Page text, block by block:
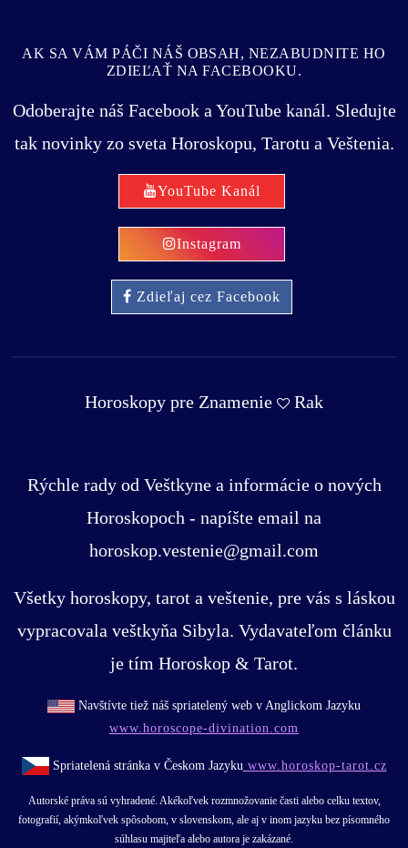
AK SA VÁM PÁČI NÁŠ OBSAH, NEZABUDNITE HO
ZDIEĽAŤ NA FACEBOOKU.
Odoberajte náš Facebook a YouTube kanál. Sledujte
tak novinky zo sveta Horoskopu, Tarotu a Veštenia.
YouTube Kanál
Instagram
Zdieľaj cez Facebook
Horoskopy pre Znamenie Rak
Rýchle rady od Veštkyne a informácie o nových
Horoskopoch - napíšte email na
horoskop.vestenie@gmail.com
Všetky horoskopy, tarot a veštenie, pre vás s láskou
vypracovala veštkyňa Sibyla. Vydavateľom článku
je tím Horoskop & Tarot.
Navštívte tiež náš spriatelený web v Anglickom Jazyku
www.horoscope-divination.com
Spriatelená stránka v Českom Jazyku www.horoskop-tarot.cz
Autorské práva sú vyhradené. Akékoľvek rozmnožovanie časti alebo celku textov,
fotografií, akýmkoľvek spôsobom, v slovenskom, ale aj v inom jazyku bez písomného
súhlasu majiteľa alebo autora je zakázané.